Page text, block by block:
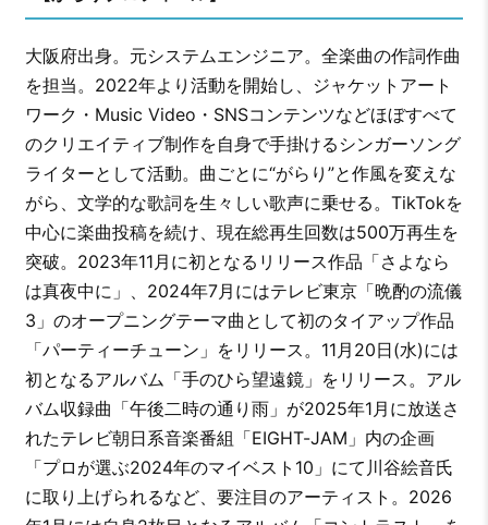
大阪府出身。元システムエンジニア。全楽曲の作詞作曲
を担当。2022年より活動を開始し、ジャケットアート
ワーク・Music Video・SNSコンテンツなどほぼすべて
のクリエイティブ制作を自身で手掛けるシンガーソング
ライターとして活動。曲ごとに“がらり”と作風を変えな
がら、文学的な歌詞を生々しい歌声に乗せる。TikTokを
中心に楽曲投稿を続け、現在総再生回数は500万再生を
突破。2023年11月に初となるリリース作品「さよなら
は真夜中に」、2024年7月にはテレビ東京「晩酌の流儀
3」のオープニングテーマ曲として初のタイアップ作品
「パーティーチューン」をリリース。11月20日(水)には
初となるアルバム「手のひら望遠鏡」をリリース。アル
バム収録曲「午後二時の通り雨」が2025年1月に放送さ
れたテレビ朝日系音楽番組「EIGHT-JAM」内の企画
「プロが選ぶ2024年のマイベスト10」にて川谷絵音氏
に取り上げられるなど、要注目のアーティスト。2026